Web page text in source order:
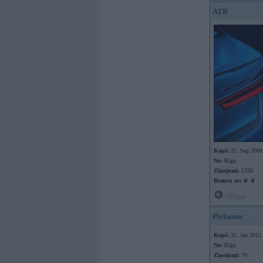
ATB
Kopš: 21. Sep 2009
No: Rīga
Ziņojumi: 5356
Braucu ar: ♛ ♛
Piekuuns
Kopš: 31. Jan 2015
No: Rīga
Ziņojumi: 76